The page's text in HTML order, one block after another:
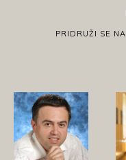
PRIDRUŽI SE